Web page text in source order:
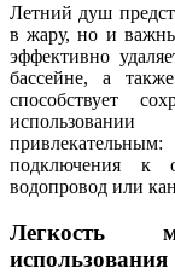
Летний душ
в жару, но и
эффективно
бассейне, а
способствует
подключения к
водопровод или
Легкость
использования